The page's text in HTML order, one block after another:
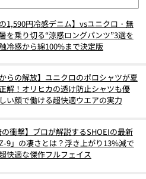
1,590円冷感デニム】vsユニクロ・無
を乗り切る“涼感ロングパンツ”3選を
冷感から綿100%まで決定版
らの解放】ユニクロのポロシャツが夏
解！オリヒカの透け防止シャツも優
い顔で働ける超快適ウエアの実力
の衝撃】プロが解説するSHOEIの最新
9」の凄さとは？浮き上がり13%減で
快適な傑作フルフェイス